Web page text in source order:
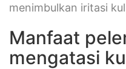
menimbulkan iritasi
Manfaat
mengatasi